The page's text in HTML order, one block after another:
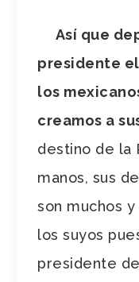
Así que
presidente
los
creamos a
destino de la
manos, sus
son muchos
los suyos
presidente